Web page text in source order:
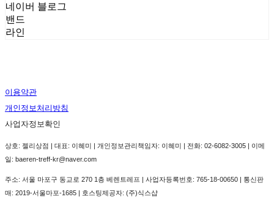
네이버 블로그
밴드
라인
이용약관
개인정보처리방침
사업자정보확인
상호: 젤리상점 | 대표: 이혜미 | 개인정보관리책임자: 이혜미 | 전화: 02-6082-3005 | 이메
일: baeren-treff-kr@naver.com
주소: 서울 마포구 동교로 270 1층 베렌트레프 | 사업자등록번호: 765-18-00650 | 통신판
매: 2019-서울마포-1685 | 호스팅제공자: (주)식스샵